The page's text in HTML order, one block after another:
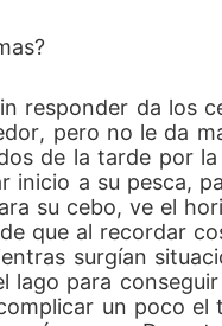
responder da los
pero no le da
de la tarde por
inicio a su pesca,
su cebo, ve el
que al recordar
surgían
lago para
un poco el